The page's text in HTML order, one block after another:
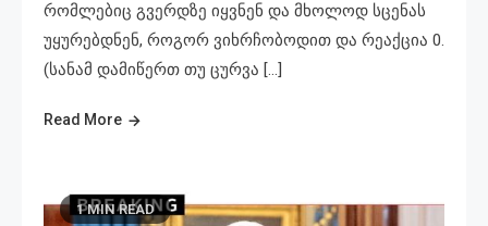
რომლებიც გვერდზე იყვნენ და მხოლოდ სცენას
უყურებდნენ, როგორ ვიხრჩობოდით და რეაქცია 0.
(სანამ დამიწერთ თუ ცურვა […]
Read More
1 MIN READ